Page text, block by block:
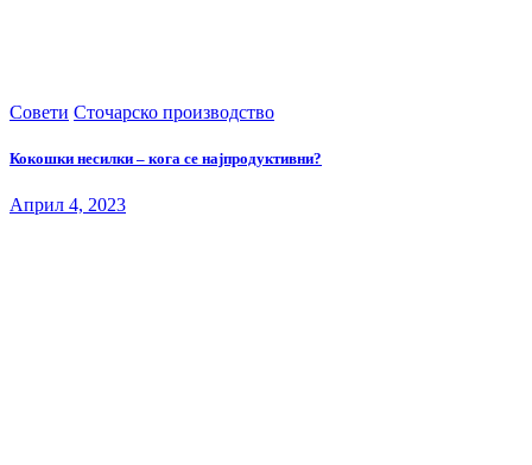
Совети Сточарско производство
Кокошки несилки – кога се најпродуктивни?
Април 4, 2023